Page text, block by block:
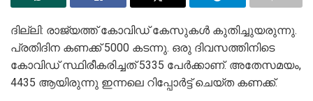
ദില്ലി: രാജ്യത്ത് കോവിഡ് കേസുകൾ കുതിച്ചുയരുന്നു.
പ്രതിദിന കണക്ക് 5000 കടന്നു. ഒരു ദിവസത്തിനിടെ
കോവിഡ് സ്ഥിരീകരിച്ചത് 5335 പേർക്കാണ്. അതേസമയം,
4435 ആയിരുന്നു ഇന്നലെ റിപ്പോർട്ട് ചെയ്ത കണക്ക്.